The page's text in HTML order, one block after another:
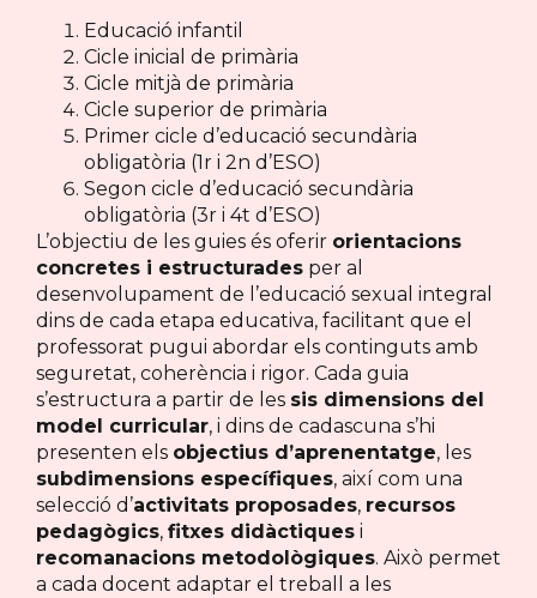
Educació infantil
Cicle inicial de primària
Cicle mitjà de primària
Cicle superior de primària
Primer cicle d’educació secundària
obligatòria (1r i 2n d’ESO)
Segon cicle d’educació secundària
obligatòria (3r i 4t d’ESO)
L’objectiu de les guies és oferir orientacions
concretes i estructurades per al
desenvolupament de l’educació sexual integral
dins de cada etapa educativa, facilitant que el
professorat pugui abordar els continguts amb
seguretat, coherència i rigor. Cada guia
s’estructura a partir de les sis dimensions del
model curricular, i dins de cadascuna s’hi
presenten els objectius d’aprenentatge, les
subdimensions específiques, així com una
selecció d’activitats proposades, recursos
pedagògics, fitxes didàctiques i
recomanacions metodològiques. Això permet
a cada docent adaptar el treball a les